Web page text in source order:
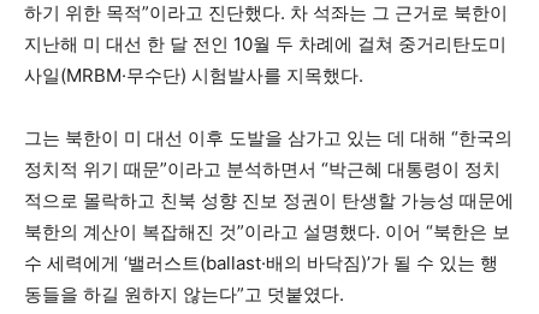
하기 위한 목적”이라고 진단했다. 차 석좌는 그 근거로 북한이
지난해 미 대선 한 달 전인 10월 두 차례에 걸쳐 중거리탄도미
사일(MRBM·무수단) 시험발사를 지목했다.
그는 북한이 미 대선 이후 도발을 삼가고 있는 데 대해 “한국의
정치적 위기 때문”이라고 분석하면서 “박근혜 대통령이 정치
적으로 몰락하고 친북 성향 진보 정권이 탄생할 가능성 때문에
북한의 계산이 복잡해진 것”이라고 설명했다. 이어 “북한은 보
수 세력에게 ‘밸러스트(ballast·배의 바닥짐)’가 될 수 있는 행
동들을 하길 원하지 않는다”고 덧붙였다.